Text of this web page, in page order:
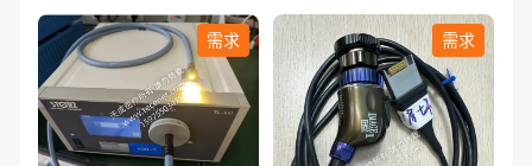
需求 需求